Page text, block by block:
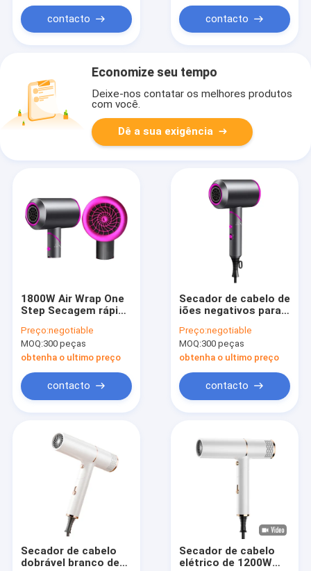
equipamentos de
salão
contacto contacto
Economize seu tempo
Deixe-nos contatar os melhores produtos
com você.
Dê a sua exigência
1800W Air Wrap One
Step Secagem rápida
Secador de cabelo
baixo ruído
silencioso
Preço:negotiable
MOQ:300 peças
obtenha o ultimo preço
contacto
Secador de cabelo de
iões negativos para
Preço:negotiable
MOQ:300 peças
obtenha o ultimo preço
contacto
Secador de cabelo
dobrável branco de
Secador de cabelo
elétrico de 1200W